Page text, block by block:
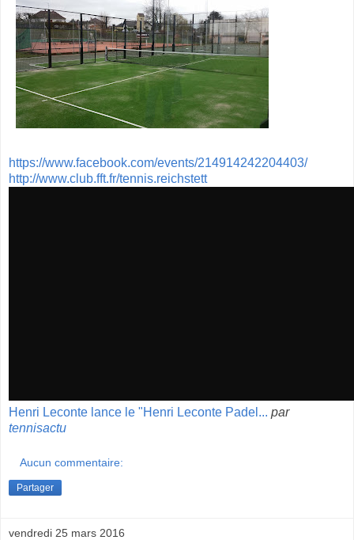
https://www.facebook.com/events/214914242204403/
http://www.club.fft.fr/tennis.reichstett
Henri Leconte lance le "Henri Leconte Padel... par
tennisactu
Aucun commentaire:
Partager
vendredi 25 mars 2016